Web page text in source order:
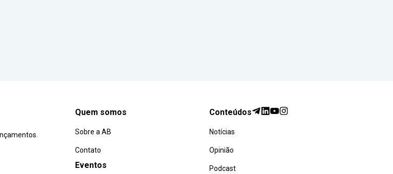
Quem somos
Sobre a AB
Contato
Eventos
Conteúdos
Notícias
Opinião
Podcast